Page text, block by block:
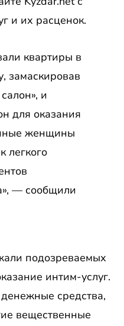
и их расценок.
квартиры в
замаскировав
и
для оказания
женщины
легкого
— сообщили
подозреваемых
интим-услуг.
средства,
вещественные